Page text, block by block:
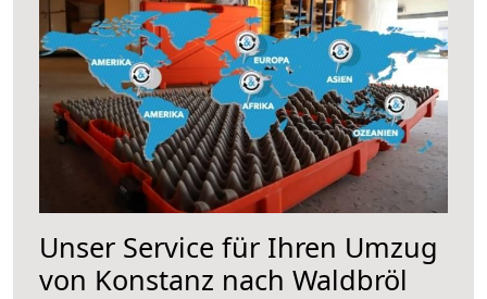
Unser Service für Ihren Umzug
von Konstanz nach Waldbröl